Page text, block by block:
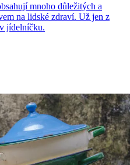
mnoho důležitých a
na lidské zdraví. Už jen z
jídelníčku.